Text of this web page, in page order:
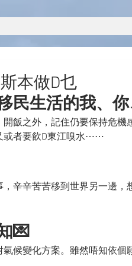
本做D乜
民生活的我、
飯之外，記住仍要保持危
或者要飲D東江嗅水⋯⋯
辛辛苦苦移到世界另一邊
💌
候變化方案。雖然唔知依個